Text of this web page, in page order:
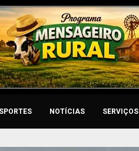
NOTÍCIAS SERVIÇOS